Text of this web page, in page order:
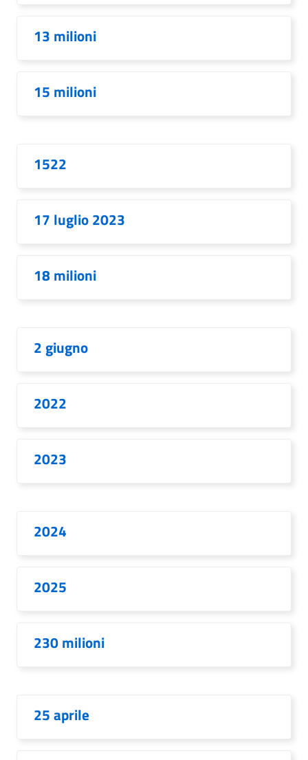
13 milioni
15 milioni
1522
17 luglio 2023
18 milioni
2 giugno
2022
2023
2024
2025
230 milioni
25 aprile